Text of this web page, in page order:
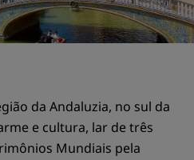
da Andaluzia, no sul da
e cultura, lar de três
Mundiais pela